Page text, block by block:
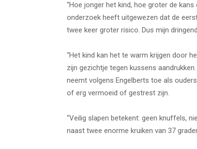
“Hoe jonger het kind, hoe groter de
onderzoek heeft uitgewezen dat de
twee keer groter risico. Dus mijn
“Het kind kan het te warm krijgen door
zijn gezichtje tegen kussens
neemt volgens Engelberts toe als
of erg vermoeid of gestrest zijn.
“Veilig slapen betekent: geen knuffels,
naast twee enorme kruiken van 37